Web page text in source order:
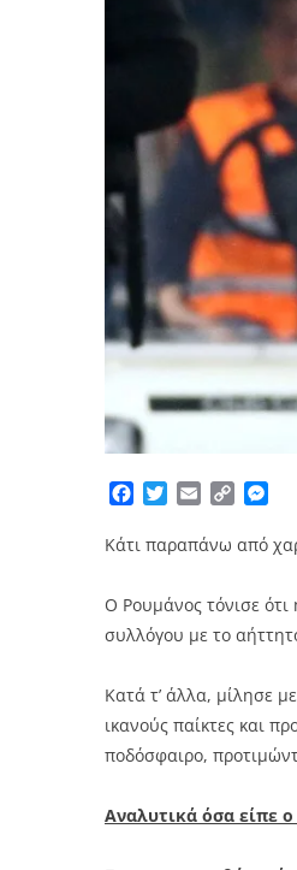
Facebook
TwitterEmailCopy
Κάτι παραπάνω από
Ο Ρουμάνος τόνισε
συλλόγου με το
Κατά τ’ άλλα, μίλησε
ικανούς παίκτες και
ποδόσφαιρο,
Αναλυτικά όσα είπε